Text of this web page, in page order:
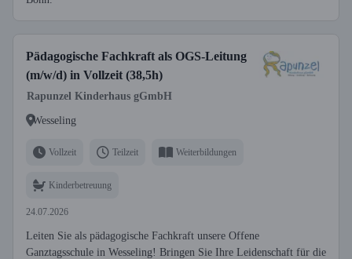
Pädagogische Fachkraft als OGS-Leitung
(m/w/d) in Vollzeit (38,5h)
Rapunzel Kinderhaus gGmbH
Wesseling
Vollzeit Teilzeit Weiterbildungen
Kinderbetreuung
24.07.2026
Leiten Sie als pädagogische Fachkraft unsere Offene
Ganztagsschule in Wesseling! Bringen Sie Ihre Leidenschaft für die